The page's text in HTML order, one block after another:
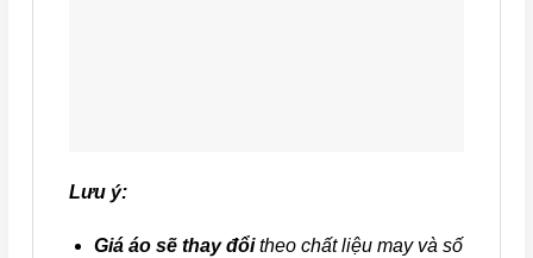
Lưu ý:
Giá áo sẽ thay đổitheo chất liệu may và số